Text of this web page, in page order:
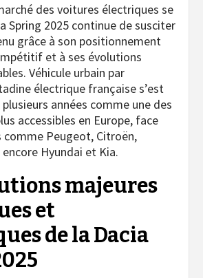
des voitures électriques se
Spring 2025 continue de susciter
grâce à son positionnement
et à ses évolutions
Véhicule urbain par
électrique française s’est
années comme une des
accessibles en Europe, face
comme Peugeot, Citroën,
Hyundai et Kia.
majeures
et
de la Dacia